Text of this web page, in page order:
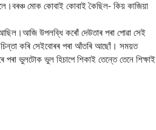
মোক কোবাই কোবাই কৈছিল- কিয় কাজিয়া
উপলব্ধি কৰোঁ দেউতাৰ পৰা পোৱা সেই
চিন্তা কৰি সেইবোৰৰ পৰা আঁ‌তৰি আছোঁ‌। সময়ত
ভুলটোক ভুল হিচাপে শিকাই তেন্তে তেনে শিক্ষাই